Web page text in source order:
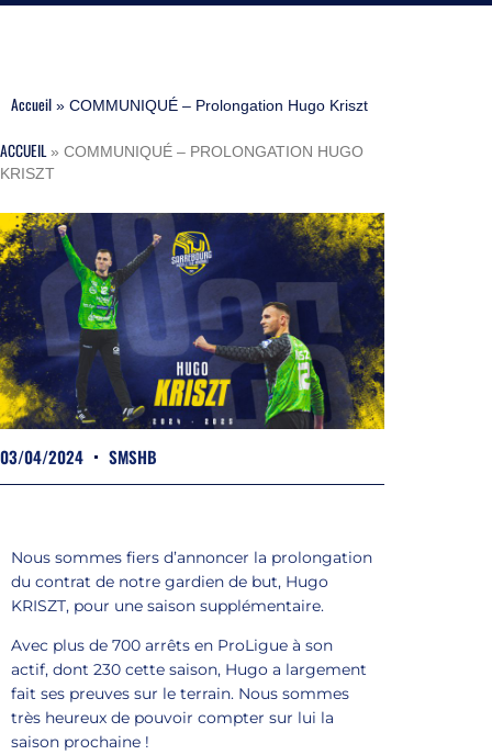
Accueil » COMMUNIQUÉ – Prolongation Hugo Kriszt
ACCUEIL» COMMUNIQUÉ – PROLONGATION HUGO
KRISZT
03/04/2024 SMSHB
Nous sommes fiers d’annoncer la prolongation
du contrat de notre gardien de but, Hugo
KRISZT, pour une saison supplémentaire.
Avec plus de 700 arrêts en ProLigue à son
actif, dont 230 cette saison, Hugo a largement
fait ses preuves sur le terrain. Nous sommes
très heureux de pouvoir compter sur lui la
saison prochaine !